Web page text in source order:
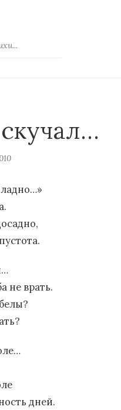
не врать.
дней.